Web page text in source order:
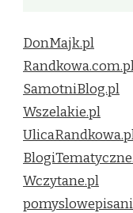
DonMajk.pl
SamotniBlog.pl
Wszelakie.pl
Wczytane.pl